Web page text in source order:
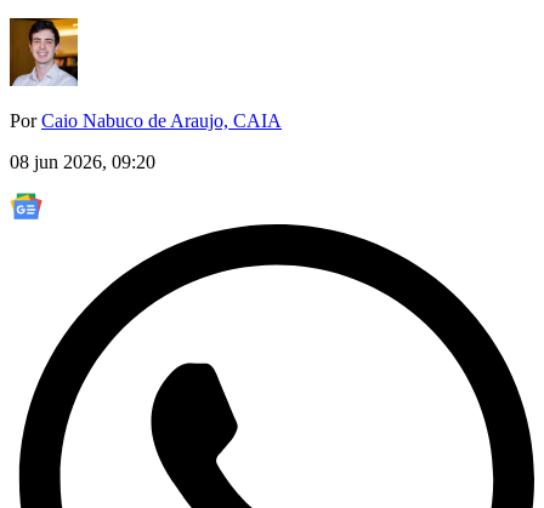
PorCaio Nabuco de Araujo, CAIA
08 jun 2026, 09:20